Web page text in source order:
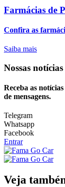
Farmácias de
Confira as
Saiba mais
Nossas notícias
Receba as
de mensagens.
Telegram
Whatsapp
Facebook
Entrar
Veja